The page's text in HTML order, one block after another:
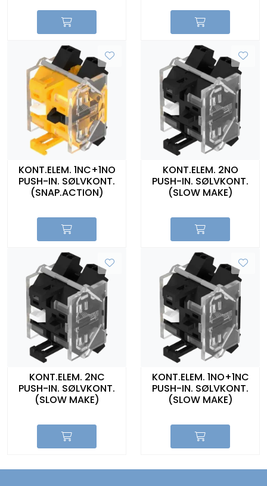
KONT.ELEM. 1NC+1NO
PUSH-IN. SØLVKONT.
(SNAP.ACTION)
KONT.ELEM. 2NO
PUSH-IN. SØLVKONT.
(SLOW MAKE)
KONT.ELEM. 2NC
PUSH-IN. SØLVKONT.
(SLOW MAKE)
KONT.ELEM. 1NO+1NC
PUSH-IN. SØLVKONT.
(SLOW MAKE)